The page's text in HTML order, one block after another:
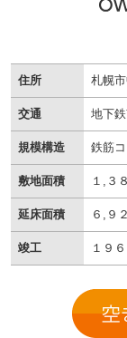
住所 札幌
交通 地下
規模構造 鉄筋
敷地面積 １,３
延床面積 ６,９
竣工 １９